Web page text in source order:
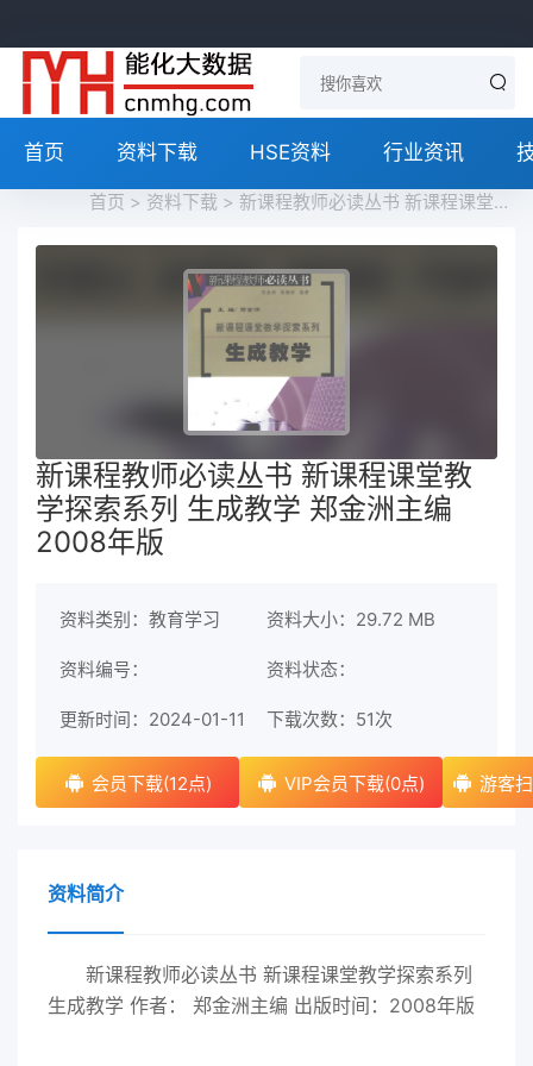
首页 资料下载 HSE资料 行业资讯
首页 > 资料下载 > 新课程教师必读丛书 新课程课堂教学探索系列 生成教学 郑金洲主编 2008年版
新课程教师必读丛书 新课程课堂教
学探索系列 生成教学 郑金洲主编
2008年版
资料类别：教育学习 资料大小：29.72 MB
资料编号： 资料状态：
更新时间：2024-01-11 下载次数： 51次
会员下载(12点) VIP会员下载(0点) 游客
资料简介
新课程教师必读丛书 新课程课堂教学探索系列
生成教学 作者： 郑金洲主编 出版时间：2008年版